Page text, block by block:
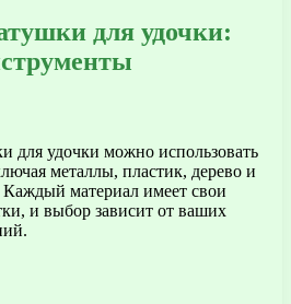
для удочки:
для удочки можно использовать
металлы, пластик, дерево и
материал имеет свои
и выбор зависит от ваших